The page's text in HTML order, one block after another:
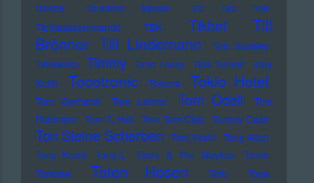
Gristle
Thurston Moore
Tic Tac Toe
Tiefbasskommando TBK
Tikhet
Till
Brönner Till Lindemann
Tim Buckley
Timewarp Timmy Timo Lassy Tina Turner Toby
Keith
Tocotronic Tokens Tokio Hotel
Tom Gerhardt Tom Lehrer Tom Odell
Tom
Robinson Tom T. Hall Tom Tom Club Tommy Cash
Ton Steine Scherben Toni Krahl Tony Allen
Tony Krahl
Tony-L Toots & The Maytals
Torch
Tortoise
Toten Hosen Toto
Toya